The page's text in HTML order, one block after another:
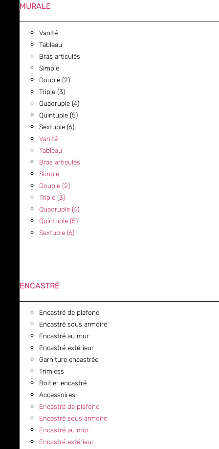
MURALE
Vanité
Tableau
Bras articulés
Simple
Double (2)
Triple (3)
Quadruple (4)
Quintuple (5)
Sextuple (6)
Vanité
Tableau
Bras articulés
Simple
Double (2)
Triple (3)
Quadruple (4)
Quintuple (5)
Sextuple (6)
ENCASTRÉ
Encastré de plafond
Encastré sous armoire
Encastré au mur
Encastré extérieur
Garniture encastrée
Trimless
Boitier encastré
Accessoires
Encastré de plafond
Encastré sous armoire
Encastré au mur
Encastré extérieur